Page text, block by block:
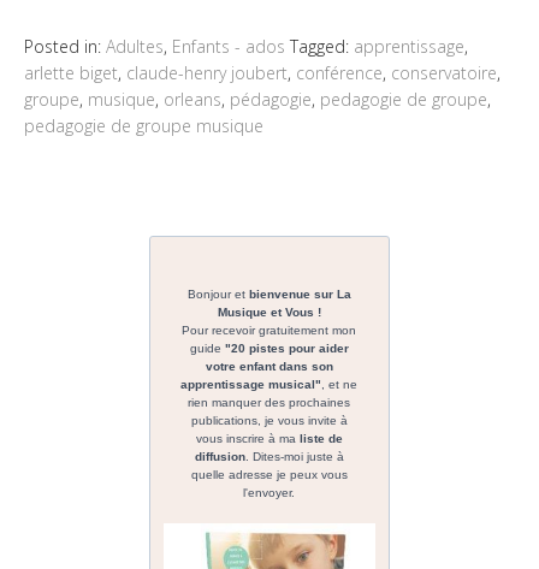
Posted in: Adultes, Enfants - ados Tagged: apprentissage,
arlette biget, claude-henry joubert, conférence, conservatoire,
groupe, musique, orleans, pédagogie, pedagogie de groupe,
pedagogie de groupe musique